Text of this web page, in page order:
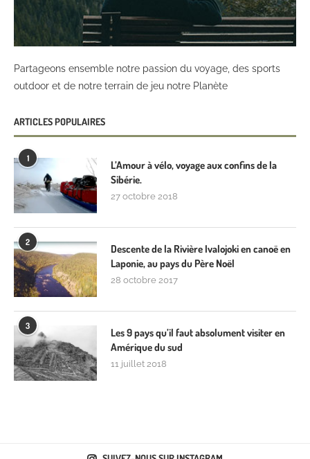
Partageons ensemble notre passion du voyage, des sports
outdoor et de notre terrain de jeu notre Planète
ARTICLES POPULAIRES
1
L’Amour à vélo, voyage aux confins de la
Sibérie.
27 octobre 2018
2
Descente de la Rivière Ivalojoki en canoë en
Laponie, au pays du Père Noël
28 octobre 2017
3
Les 9 pays qu’il faut absolument visiter en
Amérique du sud
11 juillet 2018